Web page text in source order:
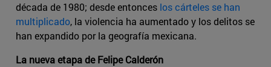
década de 1980; desde entonces los cárteles se han
multiplicado, la violencia ha aumentado y los delitos se
han expandido por la geografía mexicana.
La nueva etapa de Felipe Calderón